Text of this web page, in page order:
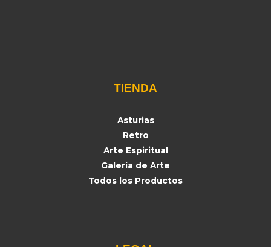
TIENDA
Asturias
Retro
Arte Espiritual
Galería de Arte
Todos los Productos